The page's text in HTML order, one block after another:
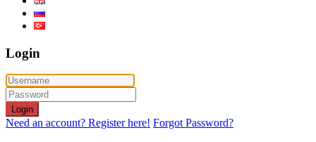
Login
Login
Need an account? Register here! Forgot Password?